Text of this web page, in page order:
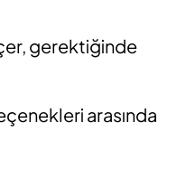
gerektiğinde
arasında